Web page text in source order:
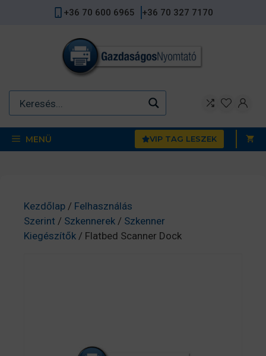
+36 70 600 6965 +36 70 327 7170
MENÜ VIP TAG LESZEK
Kezdőlap / Felhasználás
Szerint / Szkennerek / Szkenner
Kiegészítők / Flatbed Scanner Dock